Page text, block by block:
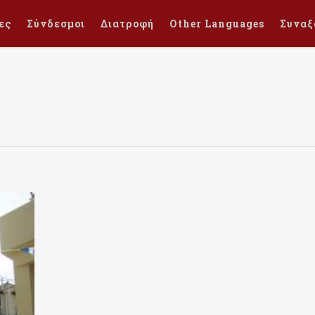
Σύνδεσμοι Διατροφή Other Languages